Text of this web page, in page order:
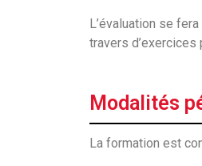
L’évaluation se
travers
Modalités
La formation est